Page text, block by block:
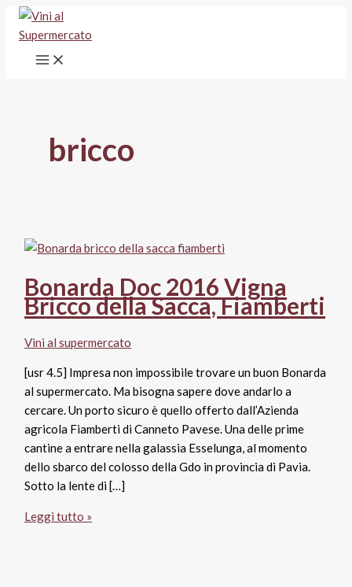
Vai
contenuto
bricco
Bonarda Doc 2016 Vigna
Bricco della Sacca, Fiamberti
Vini al supermercato
[usr 4.5] Impresa non impossibile trovare un buon Bonarda
al supermercato. Ma bisogna sapere dove andarlo a
cercare. Un porto sicuro è quello offerto dall’Azienda
agricola Fiamberti di Canneto Pavese. Una delle prime
cantine a entrare nella galassia Esselunga, al momento
dello sbarco del colosso della Gdo in provincia di Pavia.
Sotto la lente di […]
Bonarda
Leggi tutto »